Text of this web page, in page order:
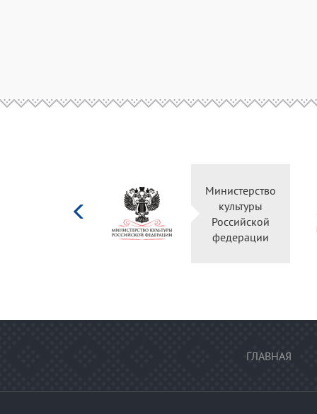
Министерство
культуры
Российской
федерации
ГЛАВНАЯ